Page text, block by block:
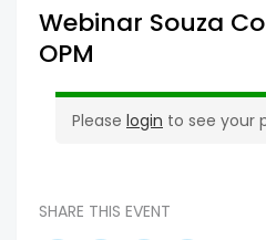
Webinar Souza
OPM
Please login to see your
SHARE THIS EVENT